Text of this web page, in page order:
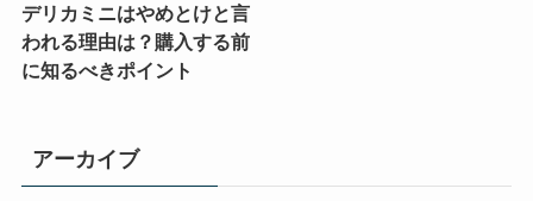
デリカミニはやめとけと言
われる理由は？購入する前
に知るべきポイント
アーカイブ